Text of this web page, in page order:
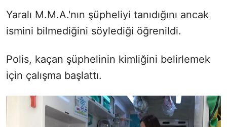
Yaralı M.M.A.'nın şüpheliyi tanıdığını ancak
ismini bilmediğini söylediği öğrenildi.
Polis, kaçan şüphelinin kimliğini belirlemek
için çalışma başlattı.